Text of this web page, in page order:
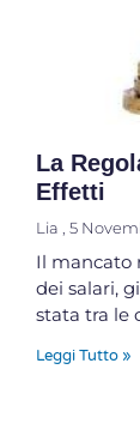
La
Effetti
Lia 5
Il mancato
dei salari,
stata tra le
Leggi Tutto »